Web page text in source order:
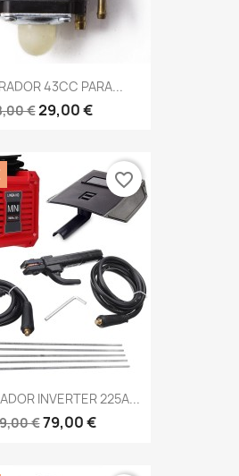
43CC PARA...
€29,00 €
INVERTER 225A...
€79,00 €
favorite_border